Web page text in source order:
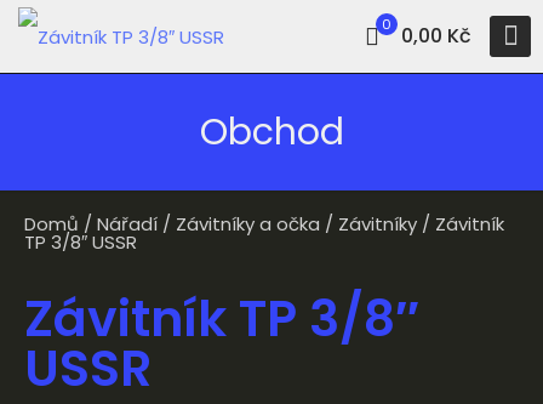
0 0,00 Kč
Obchod
Domů / Nářadí / Závitníky a očka / Závitníky / Závitník
TP 3/8″ USSR
Závitník TP 3/8″
USSR